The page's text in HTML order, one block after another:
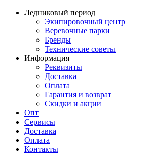
Ледниковый период
Экипировочный центр
Веревочные парки
Бренды
Технические советы
Информация
Реквизиты
Доставка
Оплата
Гарантия и возврат
Скидки и акции
Опт
Сервисы
Доставка
Оплата
Контакты